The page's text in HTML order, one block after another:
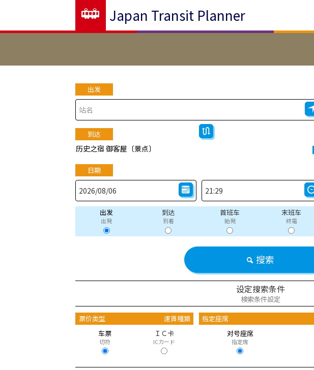
Japan Transit Planner
出发
到达
历史之宿 御客屋〔景点〕
日期
出发
出発
到达
到着
首班车
始発
末班车
終電
搜索
设定搜索条件
検索条件設定
票价类型
運賃種類
车票
切符
ＩＣ卡
ICカード
指定座席
对号座席
指定席